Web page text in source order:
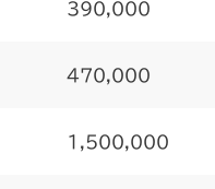
390,000
470,000
1,500,000